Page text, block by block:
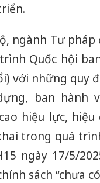
ngành Tư
Quốc hội
với những quy
ban hành
hiệu lực,
trong quá
ngày 17/5/
sách “chưa